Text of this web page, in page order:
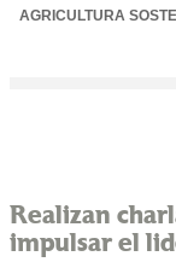
AGRICULTURA
Realizan
impulsar el